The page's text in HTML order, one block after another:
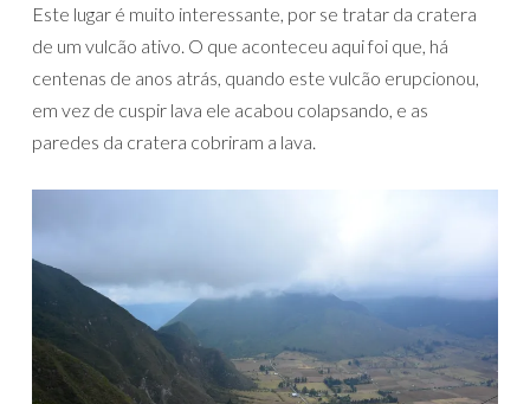
Este lugar é muito interessante, por se tratar da cratera
de um vulcão ativo. O que aconteceu aqui foi que, há
centenas de anos atrás, quando este vulcão erupcionou,
em vez de cuspir lava ele acabou colapsando, e as
paredes da cratera cobriram a lava.